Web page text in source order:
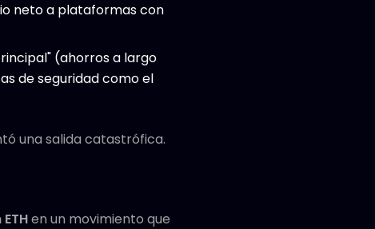
neto a plataformas con
(ahorros a largo
de seguridad como el
una salida catastrófica.
en un movimiento que